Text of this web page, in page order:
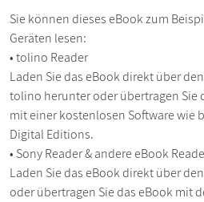
Sie können dieses eBook zum
Geräten lesen:
• tolino Reader
Laden Sie das eBook direkt über
tolino herunter oder übertragen Sie
mit einer kostenlosen Software wie
Digital Editions.
• Sony Reader & andere eBook
Laden Sie das eBook direkt über
oder übertragen Sie das eBook mit